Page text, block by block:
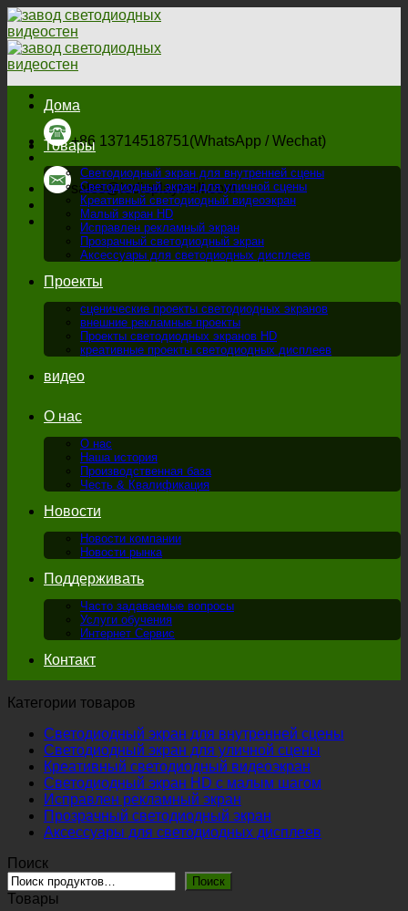
перейти
к
содержанию
+86 13714518751(WhatsApp / Wechat)
sales@ledisplaywall.com
Дома
Товары
Светодиодный экран для внутренней сцены
Светодиодный экран для уличной сцены
Креативный светодиодный видеоэкран
Малый экран HD
Исправлен рекламный экран
Прозрачный светодиодный экран
Аксессуары для светодиодных дисплеев
Проекты
сценические проекты светодиодных экранов
внешние рекламные проекты
Проекты светодиодных экранов HD
креативные проекты светодиодных дисплеев
видео
О нас
О нас
Наша история
Производственная база
Честь & Квалификация
Новости
Новости компании
Новости рынка
Поддерживать
Часто задаваемые вопросы
Услуги обучения
Интернет Сервис
Контакт
Категории товаров
Светодиодный экран для внутренней сцены
Светодиодный экран для уличной сцены
Креативный светодиодный видеоэкран
Светодиодный экран HD с малым шагом
Исправлен рекламный экран
Прозрачный светодиодный экран
Аксессуары для светодиодных дисплеев
Поиск
Поиск
Товары